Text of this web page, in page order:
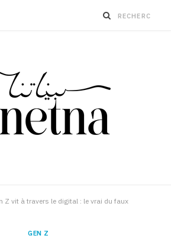
Z vit à travers le digital : le vrai du faux
GEN Z